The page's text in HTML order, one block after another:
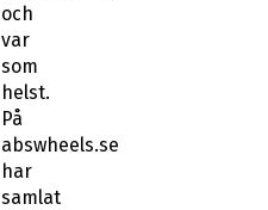
och
var
som
helst.
På
abswheels.se
har
samlat